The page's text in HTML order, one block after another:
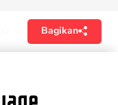
Bagikan